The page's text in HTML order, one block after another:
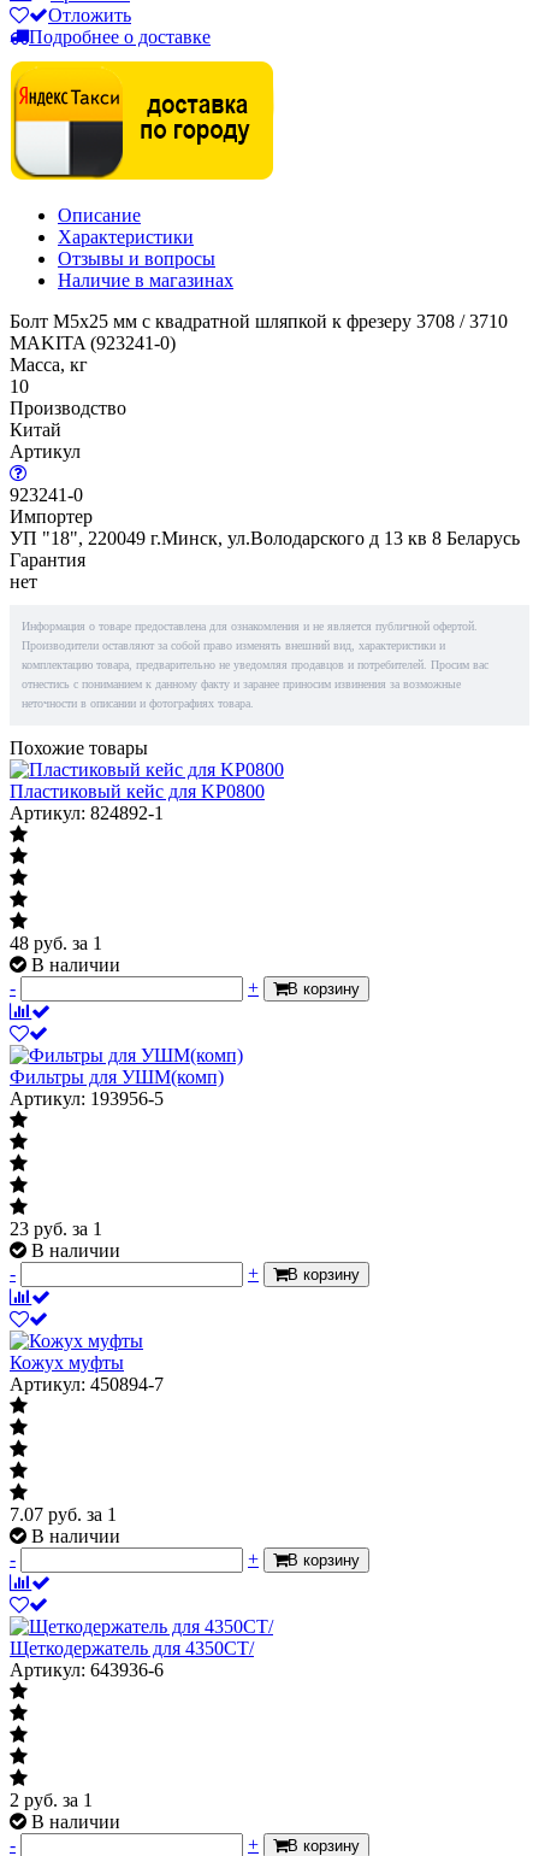
Отложить
Подробнее о доставке
Описание
Характеристики
Отзывы и вопросы
Наличие в магазинах
Болт M5x25 мм с квадратной шляпкой к фрезеру 3708 / 3710
MAKITA (923241-0)
Масса, кг
10
Производство
Китай
Артикул
923241-0
Импортер
УП "18", 220049 г.Минск, ул.Володарского д 13 кв 8 Беларусь
Гарантия
нет
Информация о товаре предоставлена для ознакомления и не является публичной офертой.
Производители оставляют за собой право изменять внешний вид, характеристики и
комплектацию товара, предварительно не уведомляя продавцов и потребителей. Просим вас
отнестись с пониманием к данному факту и заранее приносим извинения за возможные
неточности в описании и фотографиях товара.
Похожие товары
Пластиковый кейс для KP0800
Артикул: 824892-1
48 руб. за 1
В наличии
-
+ В корзину
Фильтры для УШМ(комп)
Артикул: 193956-5
23 руб. за 1
В наличии
-
+ В корзину
Кожух муфты
Артикул: 450894-7
7.07 руб. за 1
В наличии
-
+ В корзину
Щеткодержатель для 4350CT/
Артикул: 643936-6
2 руб. за 1
В наличии
-
+ В корзину